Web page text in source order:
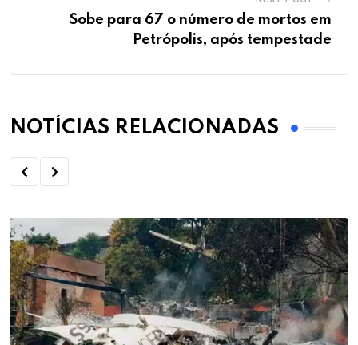
Sobe para 67 o número de mortos em
Petrópolis, após tempestade
NOTÍCIAS RELACIONADAS